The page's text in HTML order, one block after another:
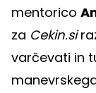
mentorico
za Cekin.si
varčevati in